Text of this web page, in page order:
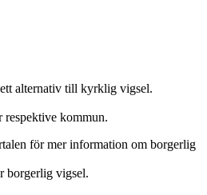
alternativ till kyrklig vigsel.
respektive kommun.
för mer information om borgerlig
borgerlig vigsel.